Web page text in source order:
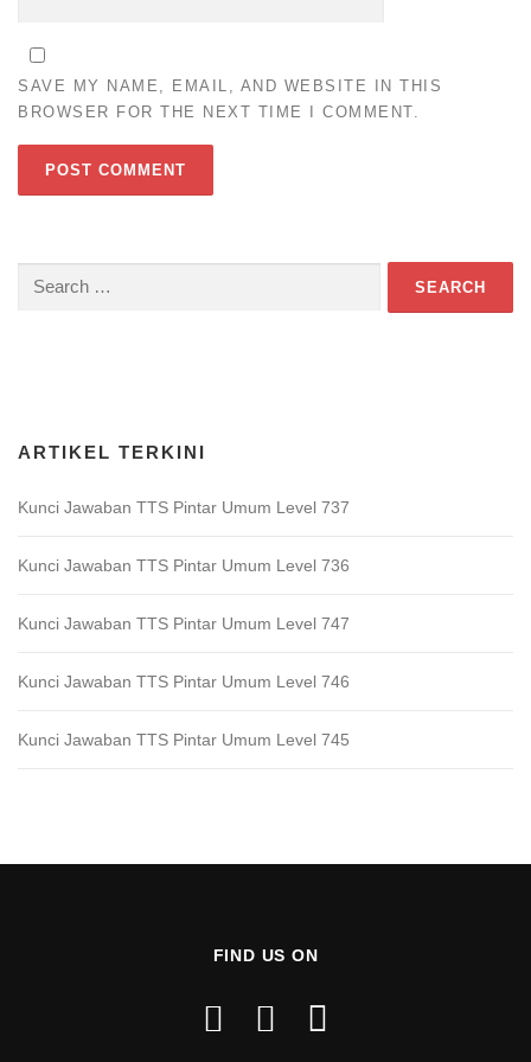
SAVE MY NAME, EMAIL, AND WEBSITE IN THIS
BROWSER FOR THE NEXT TIME I COMMENT.
Search
ARTIKEL TERKINI
Kunci Jawaban TTS Pintar Umum Level 737
Kunci Jawaban TTS Pintar Umum Level 736
Kunci Jawaban TTS Pintar Umum Level 747
Kunci Jawaban TTS Pintar Umum Level 746
Kunci Jawaban TTS Pintar Umum Level 745
FIND US ON